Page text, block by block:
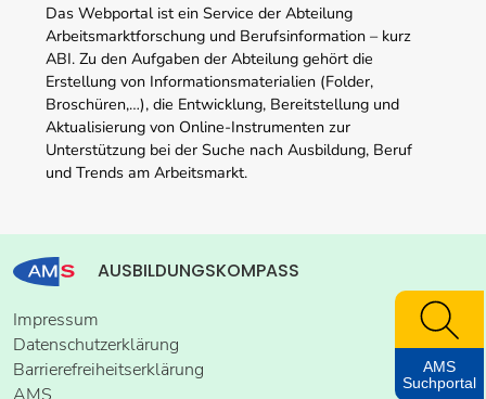
Das Webportal ist ein Service der Abteilung
Arbeitsmarktforschung und Berufsinformation – kurz
ABI. Zu den Aufgaben der Abteilung gehört die
Erstellung von Informationsmaterialien (Folder,
Broschüren,…), die Entwicklung, Bereitstellung und
Aktualisierung von Online-Instrumenten zur
Unterstützung bei der Suche nach Ausbildung, Beruf
und Trends am Arbeitsmarkt.
AUSBILDUNGSKOMPASS
Impressum
Datenschutzerklärung
Barrierefreiheitserklärung
AMS
Suchportal